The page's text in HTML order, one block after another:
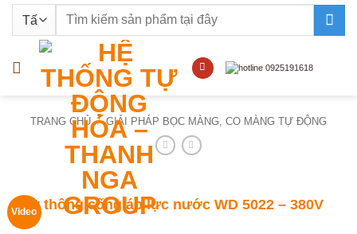
nội
Tìm
TRANG CHỦ / GIẢI PHÁP BỌC MÀNG, CO MÀNG TỰ ĐỘNG
Video
Máy thông cống áp lực nước WD 5022 – 380V